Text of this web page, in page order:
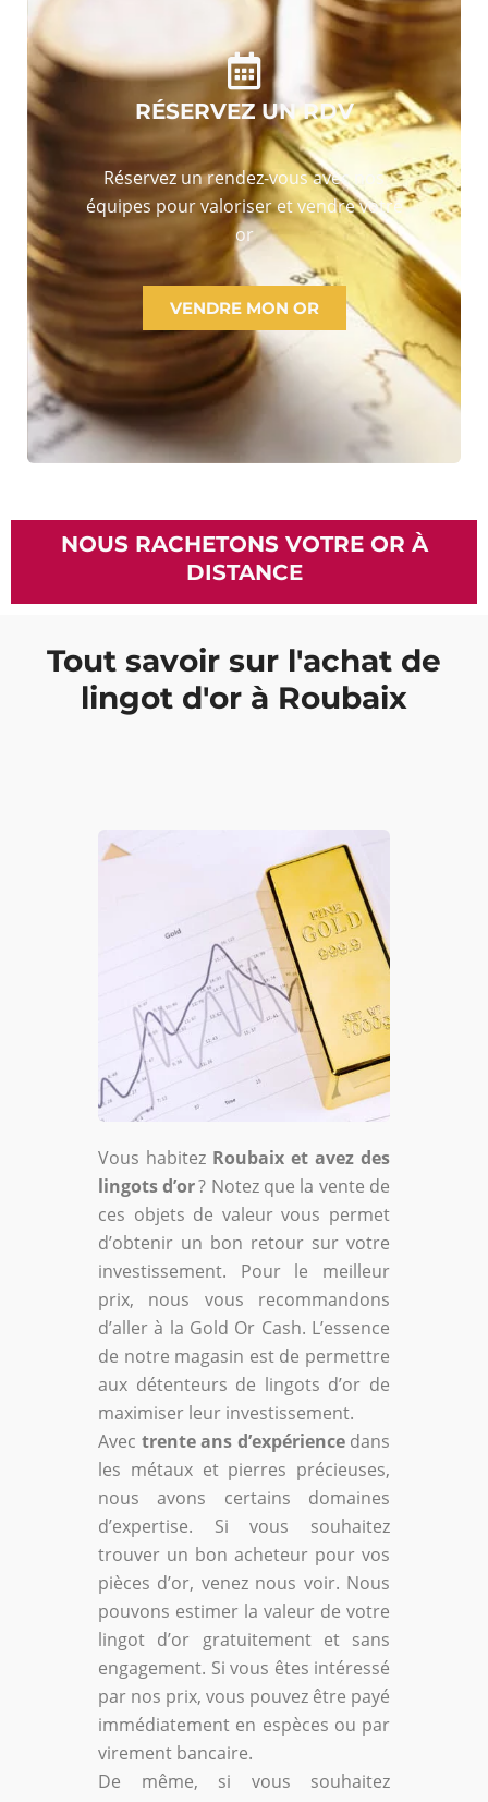
RÉSERVEZ UN RDV
Réservez un rendez-vous avec nos
équipes pour valoriser et vendre votre
or
VENDRE MON OR
NOUS RACHETONS VOTRE OR À
DISTANCE
Tout savoir sur l'achat de
lingot d'or à Roubaix
Vous habitez Roubaix et avez des
lingots d’or? Notez que la vente de
ces objets de valeur vous permet
d’obtenir un bon retour sur votre
investissement. Pour le meilleur
prix, nous vous recommandons
d’aller à la Gold Or Cash. L’essence
de notre magasin est de permettre
aux détenteurs de lingots d’or de
maximiser leur investissement.
Avec trente ans d’expériencedans
les métaux et pierres précieuses,
nous avons certains domaines
d’expertise. Si vous souhaitez
trouver un bon acheteur pour vos
pièces d’or, venez nous voir. Nous
pouvons estimer la valeur de votre
lingot d’or gratuitement et sans
engagement. Si vous êtes intéressé
par nos prix, vous pouvez être payé
immédiatement en espèces ou par
virement bancaire.
De même, si vous souhaitez